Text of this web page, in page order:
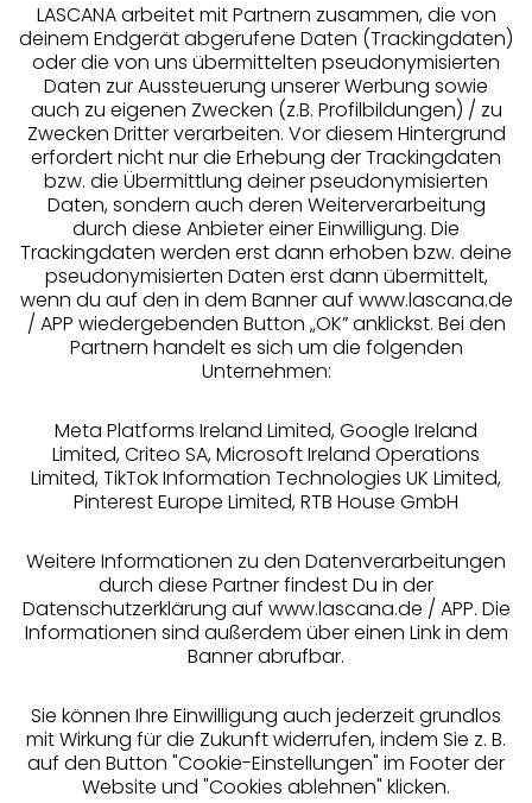
Services
Beratung
Über uns
** Bonität vorausgesetzt, berechtigt zur Bonitätsprüfung
LASCANA arbeitet mit Partnern zusammen, die von
deinem Endgerät abgerufene Daten (Trackingdaten)
oder die von uns übermittelten pseudonymisierten
Daten zur Aussteuerung unserer Werbung sowie
auch zu eigenen Zwecken (z.B. Profilbildungen) / zu
Zwecken Dritter verarbeiten. Vor diesem Hintergrund
erfordert nicht nur die Erhebung der Trackingdaten
bzw. die Übermittlung deiner pseudonymisierten
Daten, sondern auch deren Weiterverarbeitung
durch diese Anbieter einer Einwilligung. Die
Trackingdaten werden erst dann erhoben bzw. deine
pseudonymisierten Daten erst dann übermittelt,
wenn du auf den in dem Banner auf www.lascana.de
/ APP wiedergebenden Button „OK” anklickst. Bei den
Partnern handelt es sich um die folgenden
Unternehmen:
Meta Platforms Ireland Limited, Google Ireland
Limited, Criteo SA, Microsoft Ireland Operations
Limited, TikTok Information Technologies UK Limited,
Pinterest Europe Limited, RTB House GmbH
Weitere Informationen zu den Datenverarbeitungen
durch diese Partner findest Du in der
Datenschutzerklärung auf www.lascana.de / APP. Die
Informationen sind außerdem über einen Link in dem
Banner abrufbar.
Sie können Ihre Einwilligung auch jederzeit grundlos
mit Wirkung für die Zukunft widerrufen, indem Sie z. B.
auf den Button "Cookie-Einstellungen" im Footer der
Website und "Cookies ablehnen" klicken.